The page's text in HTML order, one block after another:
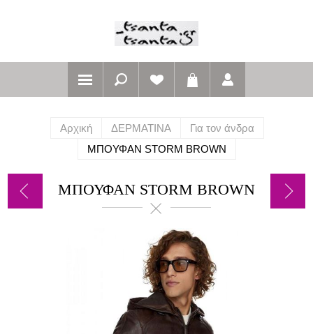
Αρχική ΔΕΡΜΑΤΙΝΑ
Για τον άνδρα
ΜΠΟΥΦΑΝ STORM BROWN
ΜΠΟΥΦΑΝ STORM BROWN